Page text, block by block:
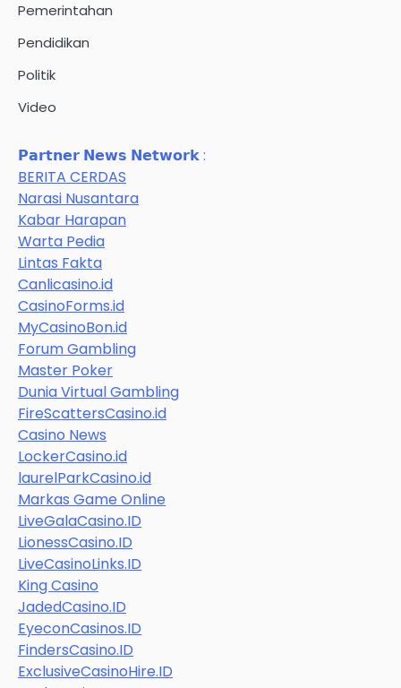
Pemerintahan
Pendidikan
Politik
Video
𝗣𝗮𝗿𝘁𝗻𝗲𝗿 𝗡𝗲𝘄𝘀 𝗡𝗲𝘁𝘄𝗼𝗿𝗸 :
BERITA CERDAS
Narasi Nusantara
Kabar Harapan
Warta Pedia
Lintas Fakta
Canlicasino.id
CasinoForms.id
MyCasinoBon.id
Forum Gambling
Master Poker
Dunia Virtual Gambling
FireScattersCasino.id
Casino News
LockerCasino.id
laurelParkCasino.id
Markas Game Online
LiveGalaCasino.ID
LionessCasino.ID
LiveCasinoLinks.ID
King Casino
JadedCasino.ID
EyeconCasinos.ID
FindersCasino.ID
ExclusiveCasinoHire.ID